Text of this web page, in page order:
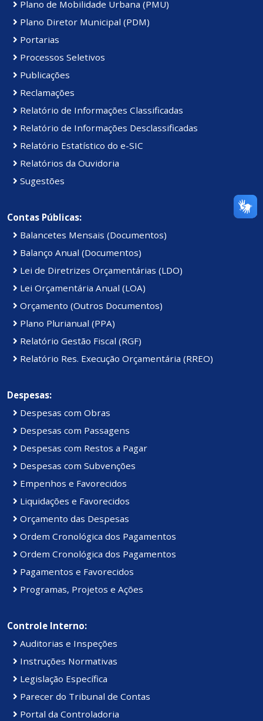
Plano de Mobilidade Urbana (PMU)
Plano Diretor Municipal (PDM)
Portarias
Processos Seletivos
Publicações
Reclamações
Relatório de Informações Classificadas
Relatório de Informações Desclassificadas
Relatório Estatístico do e-SIC
Relatórios da Ouvidoria
Sugestões
Contas Públicas:
Balancetes Mensais (Documentos)
Balanço Anual (Documentos)
Lei de Diretrizes Orçamentárias (LDO)
Lei Orçamentária Anual (LOA)
Orçamento (Outros Documentos)
Plano Plurianual (PPA)
Relatório Gestão Fiscal (RGF)
Relatório Res. Execução Orçamentária (RREO)
Despesas:
Despesas com Obras
Despesas com Passagens
Despesas com Restos a Pagar
Despesas com Subvenções
Empenhos e Favorecidos
Liquidações e Favorecidos
Orçamento das Despesas
Ordem Cronológica dos Pagamentos
Ordem Cronológica dos Pagamentos
Pagamentos e Favorecidos
Programas, Projetos e Ações
Controle Interno:
Auditorias e Inspeções
Instruções Normativas
Legislação Específica
Parecer do Tribunal de Contas
Portal da Controladoria